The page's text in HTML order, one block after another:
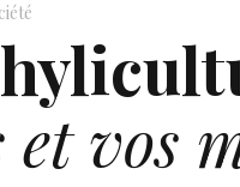
et vos